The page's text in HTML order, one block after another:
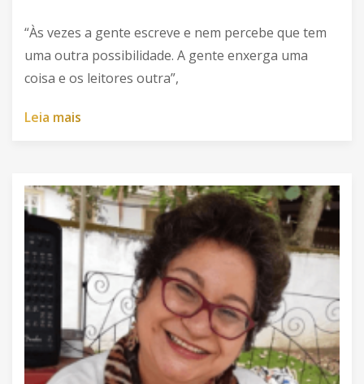
“Às vezes a gente escreve e nem percebe que tem
uma outra possibilidade. A gente enxerga uma
coisa e os leitores outra”,
Leia mais